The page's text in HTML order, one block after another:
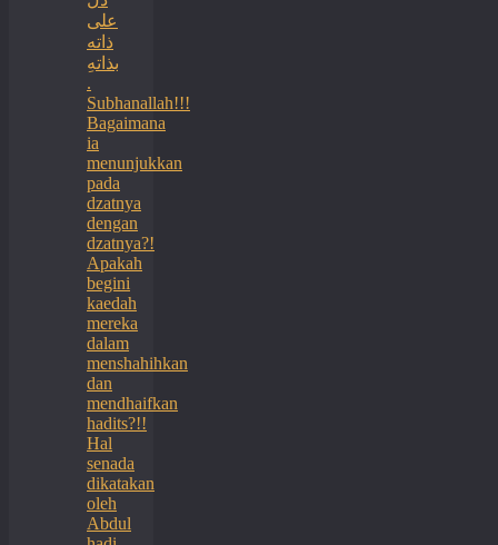
على
ذاته
بذاتهِ
.
Subhanallah!!!
Bagaimana
ia
menunjukkan
pada
dzatnya
dengan
dzatnya?!
Apakah
begini
kaedah
mereka
dalam
menshahihkan
dan
mendhaifkan
hadits?!!
Hal
senada
dikatakan
oleh
Abdul